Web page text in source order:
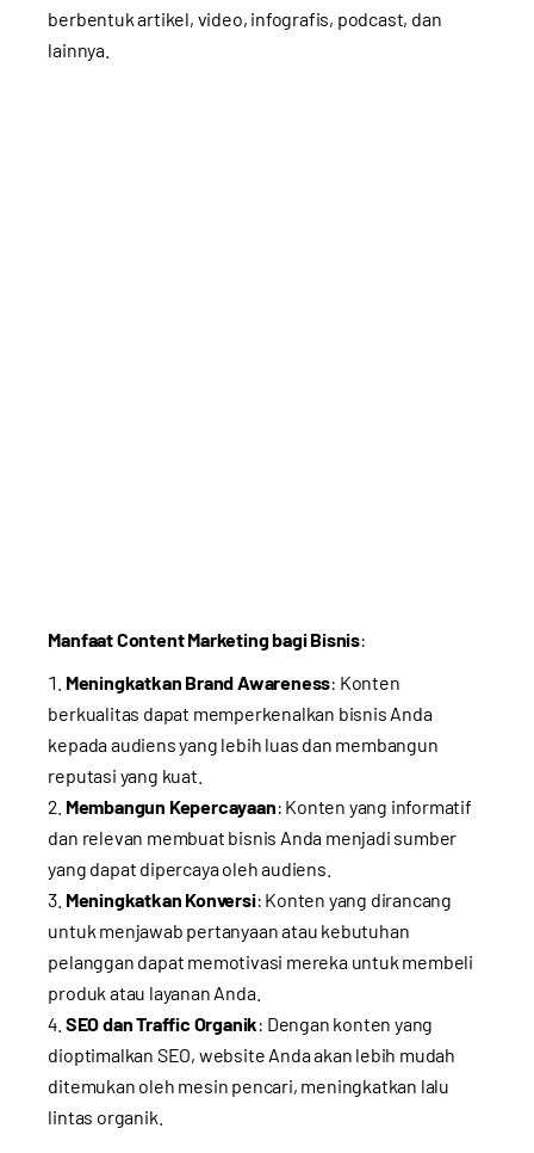
berbentuk artikel, video, infografis, podcast, dan
lainnya.
Manfaat Content Marketing bagi Bisnis:
Meningkatkan Brand Awareness: Konten
berkualitas dapat memperkenalkan bisnis Anda
kepada audiens yang lebih luas dan membangun
reputasi yang kuat.
Membangun Kepercayaan: Konten yang informatif
dan relevan membuat bisnis Anda menjadi sumber
yang dapat dipercaya oleh audiens.
Meningkatkan Konversi: Konten yang dirancang
untuk menjawab pertanyaan atau kebutuhan
pelanggan dapat memotivasi mereka untuk membeli
produk atau layanan Anda.
SEO dan Traffic Organik: Dengan konten yang
dioptimalkan SEO, website Anda akan lebih mudah
ditemukan oleh mesin pencari, meningkatkan lalu
lintas organik.